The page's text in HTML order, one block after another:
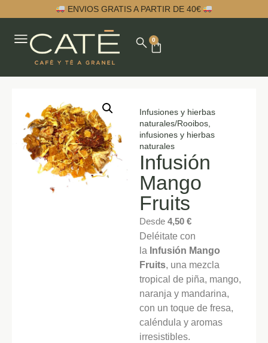
ENVIOS GRATIS A PARTIR DE 40€
0
Infusiones y hierbas
naturales/Rooibos,
infusiones y hierbas
naturales
Infusión
Mango
Fruits
Desde4,50€
Deléitate con
la Infusión Mango
Fruits, una mezcla
tropical de piña, mango,
naranja y mandarina,
con un toque de fresa,
caléndula y aromas
irresistibles.